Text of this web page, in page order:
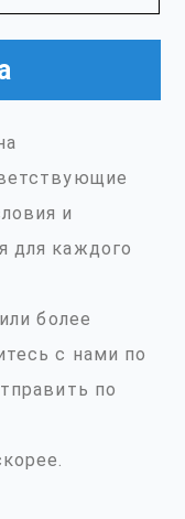
и
для каждого
более
с нами по
по